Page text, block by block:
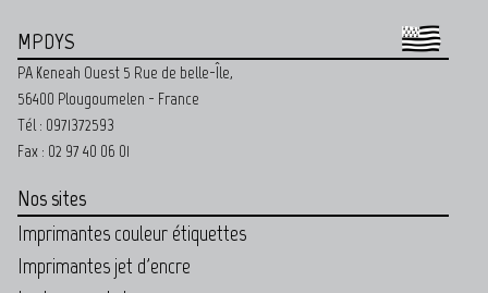
MPDYS
PA Keneah Ouest 5 Rue de belle-Île,
56400 Plougoumelen - France
Tél : 0971372593
Fax : 02 97 40 06 01
Nos sites
Imprimantes couleur étiquettes
Imprimantes jet d'encre